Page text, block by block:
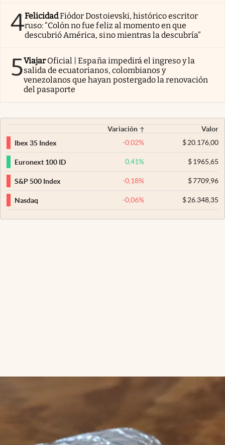
4FelicidadFiódor Dostoievski, histórico escritor
ruso: “Colón no fue feliz al momento en que
descubrió América, sino mientras la descubría”
5Viajar Oficial | España impedirá el ingreso y la
salida de ecuatorianos, colombianos y
venezolanos que hayan postergado la renovación
del pasaporte
Variación
Valor
Ibex 35 Index
-0,02% $20.176,00
Euronext 100 ID 0,41% $1965,65
S&P 500 Index -0,18% $7709,96
Nasdaq -0,06% $26.348,35